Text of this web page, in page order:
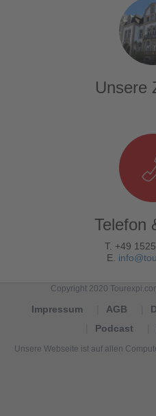
Unsere
Telefon
T. +49
E.
Copyright 2020
Impressum AGB
Podcast
Unsere Webseite ist auf allen